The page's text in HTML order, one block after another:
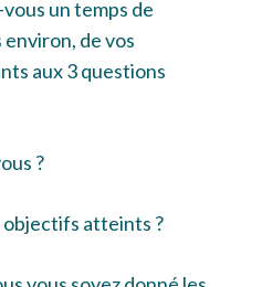
un temps de
de vos
aux 3 questions
?
atteints ?